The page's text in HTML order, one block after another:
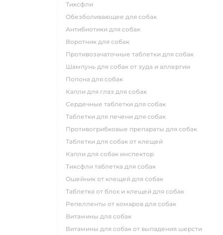
тиксфли
обезболивающее для собак
антибиотики для собак
воротник для собак
противозачаточные таблетки для собак
шампунь для собак от зуда и аллергии
попона для собак
капли для глаз для собак
сердечные таблетки для собак
таблетки для печени для собак
противогрибковые препараты для собак
таблетки для собак от клещей
капли для собак инспектор
тиксфли таблетка для собак
ошейник от клещей для собак
таблетка от блох и клещей для собак
репелленты от комаров для собак
витамины для собак
витамины для собак от выпадения шерсти